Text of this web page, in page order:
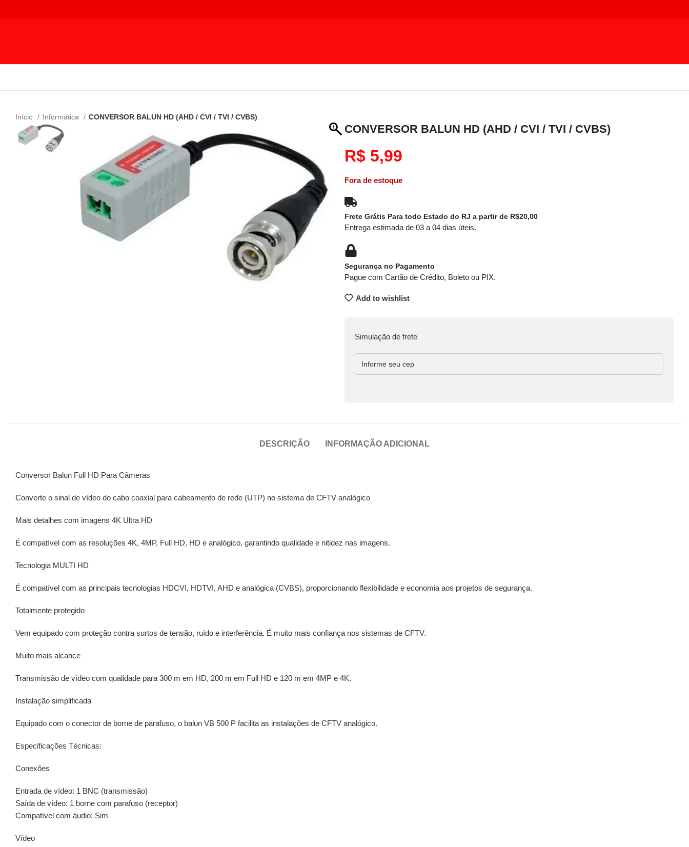
Início Informática CONVERSOR BALUN HD (AHD / CVI / TVI / CVBS)
CONVERSOR BALUN HD (AHD / CVI / TVI / CVBS)
R$ 5,99
Fora de estoque
Frete Grátis Para todo Estado do RJ a partir de R$20,00
Entrega estimada de 03 a 04 dias úteis.
Segurança no Pagamento
Pague com Cartão de Crédito, Boleto ou PIX.
Add to wishlist
Simulação de frete
DESCRIÇÃO INFORMAÇÃO ADICIONAL
Conversor Balun Full HD Para Câmeras
Converte o sinal de vídeo do cabo coaxial para cabeamento de rede (UTP) no sistema de CFTV analógico
Mais detalhes com imagens 4K Ultra HD
É compatível com as resoluções 4K, 4MP, Full HD, HD e analógico, garantindo qualidade e nitidez nas imagens.
Tecnologia MULTI HD
É compatível com as principais tecnologias HDCVI, HDTVI, AHD e analógica (CVBS), proporcionando flexibilidade e economia aos projetos de segurança.
Totalmente protegido
Vem equipado com proteção contra surtos de tensão, ruído e interferência. É muito mais confiança nos sistemas de CFTV.
Muito mais alcance
Transmissão de vídeo com qualidade para 300 m em HD, 200 m em Full HD e 120 m em 4MP e 4K.
Instalação simplificada
Equipado com o conector de borne de parafuso, o balun VB 500 P facilita as instalações de CFTV analógico.
Especificações Técnicas:
Conexões
Entrada de vídeo: 1 BNC (transmissão)
Saída de vídeo: 1 borne com parafuso (receptor)
Compatível com áudio: Sim
Vídeo